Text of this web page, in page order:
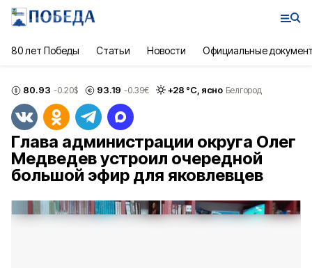
80 лет Победы Статьи Новости Официальные
80.93 -0.20$ 93.19 -0.39€ +28 °С, ясно Белгород
Глава администрации округа Олег
Медведев устроил очередной
большой эфир для яковлевцев